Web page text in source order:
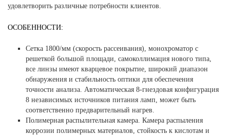
удовлетворить различные потребности клиентов.
ОСОБЕННОСТИ:
Сетка 1800/мм (скорость рассеивания), монохроматор с
решеткой большой площади, самоколлимация нового типа,
все линзы имеют кварцевое покрытие, широкий диапазон
обнаружения и стабильность оптики для обеспечения
точности анализа. Автоматическая 8-гнездовая конфигурация
8 независимых источников питания ламп, может быть
соответственно предварительный нагрев.
Полимерная распылительная камера. Камера распыления
коррозии полимерных материалов, стойкость к кислотам и